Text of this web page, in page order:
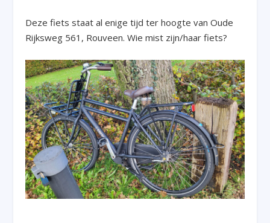
Deze fiets staat al enige tijd ter hoogte van Oude
Rijksweg 561, Rouveen. Wie mist zijn/haar fiets?